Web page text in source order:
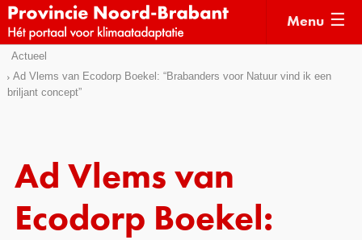
Sla
links
over
het
menu
Direct
naar
Menu
Actueel
Ad Vlems van Ecodorp Boekel: “Brabanders voor Natuur vind ik een
briljant concept”
Ad Vlems van
Ecodorp Boekel:
Voorbeelden